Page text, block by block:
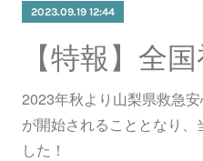
2023.09.19 12:44
2023年秋より山梨県救急
が開始されることとなり、
した！